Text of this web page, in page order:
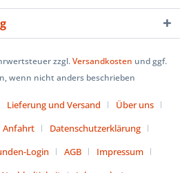
zzgl.Versandkosten und ggf.
wenn nicht anders beschrieben
Lieferung und Versand
Über uns
Anfahrt
Datenschutzerklärung
Login AGB
Impressum